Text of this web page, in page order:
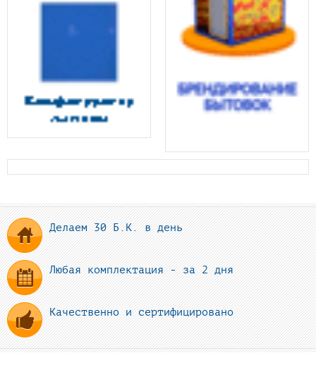
Делаем 30 Б.К. в день
Любая комплектация - за 2 дня
Качественно и сертифицировано